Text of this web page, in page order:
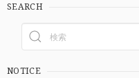
SEARCH
NOTICE